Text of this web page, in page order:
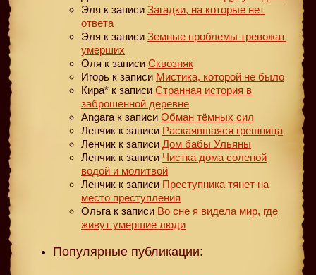
Эля к записи Загадки, на которые нет
ответа
Эля к записи Земные проблемы тревожат
умерших
Оля к записи Сквозняк
Игорь к записи Мистика, которой не было
Кира* к записи Странная история в
заброшенной деревне
Angara к записи Обман тёмных сил
Ленчик к записи Раскаявшаяся грешница
Ленчик к записи Дом бабы Ульяны
Ленчик к записи Чистка дома соленой
водой и молитвой
Ленчик к записи Преступника тянет на
место преступления
Ольга к записи Во сне я видела мир, где
живут умершие люди
Популярные публикации: